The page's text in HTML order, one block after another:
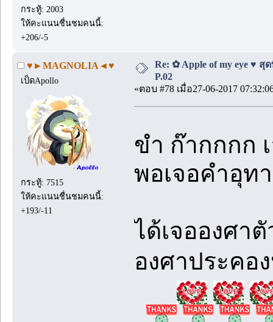
กระทู้: 2003
ให้คะแนนชื่นชมคนนี้:
+206/-5
♥►MAGNOLIA◄♥
เป็ดApollo
กระทู้: 7515
ให้คะแนนชื่นชมคนนี้:
+193/-11
Re: ✿ Apple of my eye ♥
P.02
«ตอบ #78 เมื่อ27-06-2017
ขำ ก๊ากกกก
พอเจอคำอุ
ได้เจอองศา
องศาประค